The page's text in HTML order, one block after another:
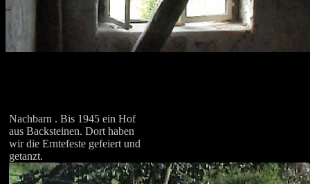
Nachbarn . Bis 1945 ein Hof
aus Backsteinen. Dort haben
wir die Erntefeste gefeiert und
getanzt.